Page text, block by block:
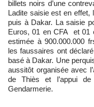
billets noirs d’une
Ladite saisie est en effet,
puis à Dakar. La saisie
Euros, 01 en CFA et 01
estimée à 900.000.000
les faussaires ont
basé à Dakar. Une
aussitôt organisée avec
de Thiès et l’appui
Gendarmerie.